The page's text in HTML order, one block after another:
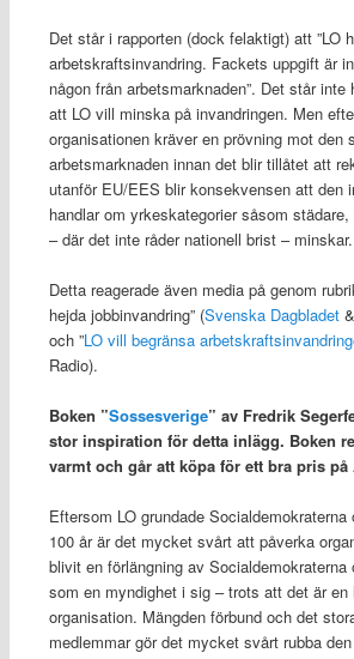
Det står i rapporten (dock felaktigt) att ”LO
arbetskraftsinvandring. Fackets uppgift är
någon från arbetsmarknaden”. Det står
att LO vill minska på invandringen. Men
organisationen kräver en prövning mot den
arbetsmarknaden innan det blir tillåtet att
utanför EU/EES blir konsekvensen att den
handlar om yrkeskategorier såsom
– där det inte råder nationell brist – minskar.
Detta reagerade även media på genom
hejda jobbinvandring” (Svenska Dagbladet&
och ”LO vill begränsa
Radio).
Boken ”Sossesverige” av Fredrik
stor inspiration för detta inlägg. Boken
varmt och går att köpa för ett bra pris
Eftersom LO grundade
100 år är det mycket svårt att påverka
blivit en förlängning av
som en myndighet i sig – trots att det är en
organisation. Mängden förbund och det
medlemmar gör det mycket svårt rubba